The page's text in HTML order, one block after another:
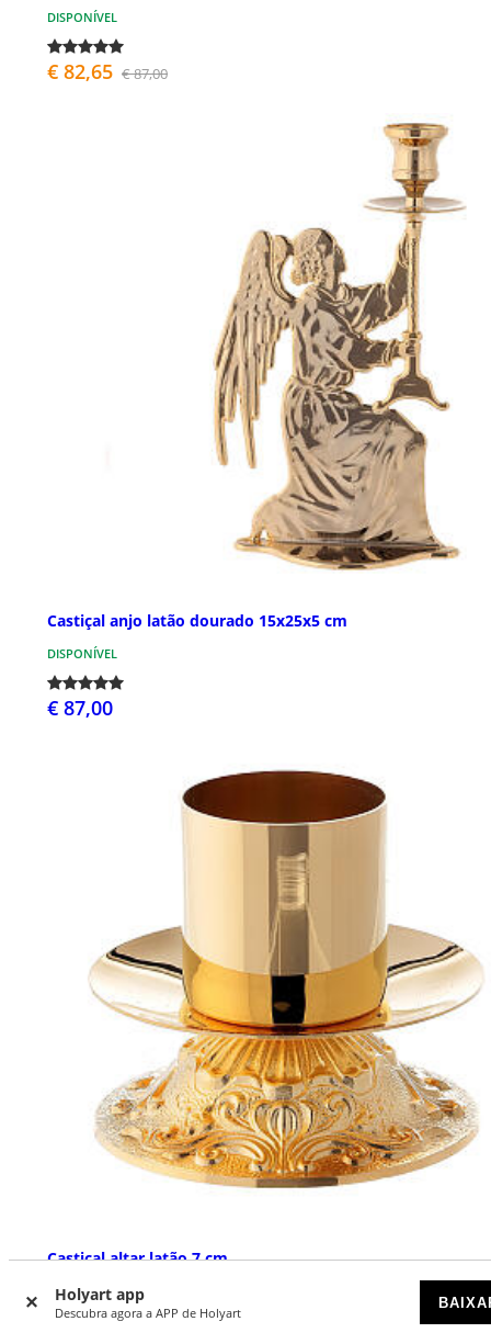
Holyart app
Descubra agora a APP de Holyart
DISPONÍVEL
€ 82,65 € 87,00
Castiçal anjo latão dourado 15x25x5 cm
DISPONÍVEL
€ 87,00
Castiçal altar latão 7 cm
DISPONÍVEL